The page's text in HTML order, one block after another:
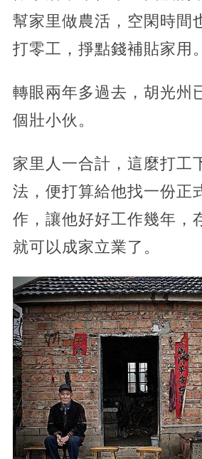
幫家里做農活，空閑時間
打零工，掙點錢補貼家用。
轉眼兩年多過去，胡光州
個壯小伙。
家里人一合計，這麼打工
法，便打算給他找一份正
作，讓他好好工作幾年，
就可以成家立業了。